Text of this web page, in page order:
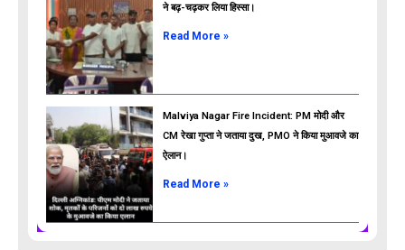
ने बढ़-चढ़कर लिया हिस्सा।
Read More »
Malviya Nagar Fire Incident: PM मोदी और
CM रेखा गुप्ता ने जताया दुख, PMO ने किया मुआवजे का
ऐलान।
Read More »